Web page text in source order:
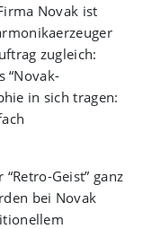
Novak ist
zugleich:
“Novak-
in sich tragen:
Geist” ganz
bei Novak